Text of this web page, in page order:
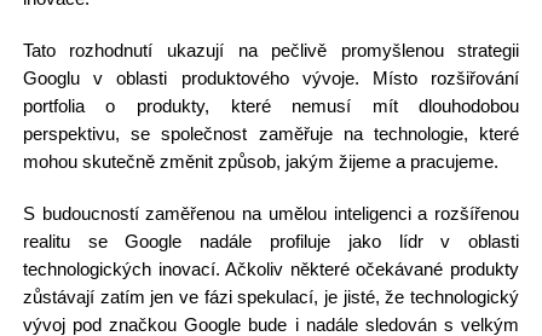
Tato rozhodnutí ukazují na pečlivě promyšlenou strategii
Googlu v oblasti produktového vývoje. Místo rozšiřování
portfolia o produkty, které nemusí mít dlouhodobou
perspektivu, se společnost zaměřuje na technologie, které
mohou skutečně změnit způsob, jakým žijeme a pracujeme.
S budoucností zaměřenou na umělou inteligenci a rozšířenou
realitu se Google nadále profiluje jako lídr v oblasti
technologických inovací. Ačkoliv některé očekávané produkty
zůstávají zatím jen ve fázi spekulací, je jisté, že technologický
vývoj pod značkou Google bude i nadále sledován s velkým